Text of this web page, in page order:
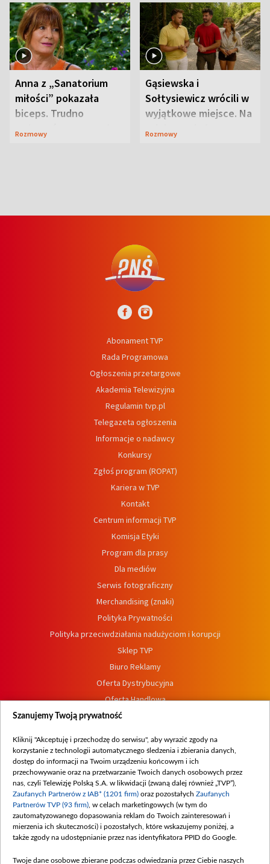
Anna z „Sanatorium
miłości” pokazała
biceps. Trudno
uwierzyć, co przeszła
Rozmowy
Gąsiewska i
Sołtysiewicz wrócili w
wyjątkowe miejsce. Na
szlaku czekał
Rozmowy
Abonament TVP
Rada Programowa
Ogłoszenia przetargowe
Akademia Telewizyjna
Regulamin tvp.pl
Telegazeta ogłoszenia
Informacje o nadawcy
Konkursy
Zgłoś program (ROPAT)
Kariera w TVP
Kontakt
Centrum informacji TVP
Komisja Etyki
Program dla prasy
Dla mediów
Serwis fotograficzny
Merchandising (znaki)
Polityka Prywatności
Polityka przeciwdziałania nadużyciom i korupcji
Sklep TVP
Biuro Reklamy
Oferta Dystrybucyjna
Oferta Handlowa
Dostępność
Procedura zgłoszeń wewnętrznych
Szanujemy Twoją prywatność
Kliknij "Akceptuję i przechodzę do serwisu", aby wyrazić zgody na
korzystanie z technologii automatycznego śledzenia i zbierania danych,
dostęp do informacji na Twoim urządzeniu końcowym i ich
przechowywanie oraz na przetwarzanie Twoich danych osobowych przez
nas, czyli Telewizję Polską S.A. w likwidacji (zwaną dalej również „TVP”),
Zaufanych Partnerów z IAB* (1201 firm) oraz pozostałych Zaufanych
Partnerów TVP (93 firm) , w celach marketingowych (w tym do
zautomatyzowanego dopasowania reklam do Twoich zainteresowań i
mierzenia ich skuteczności) i pozostałych, które wskazujemy poniżej, a
także zgody na udostępnianie przez nas identyfikatora PPID do Google.
Twoje dane osobowe zbierane podczas odwiedzania przez Ciebie naszych